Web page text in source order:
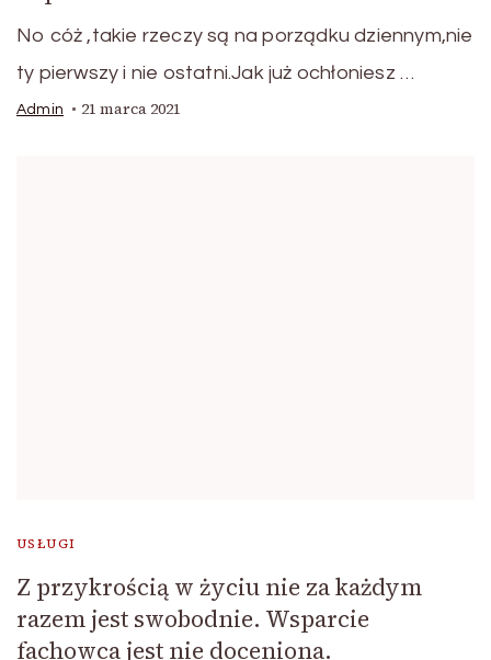
No cóż ,takie rzeczy są na porządku dziennym,nie
ty pierwszy i nie ostatni.Jak już ochłoniesz …
Admin 21 marca 2021
USŁUGI
Z przykrością w życiu nie za każdym
razem jest swobodnie. Wsparcie
fachowca jest nie doceniona.